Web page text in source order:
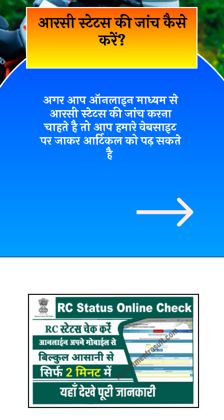
आरसी स्टेटस की जांच कैसे
करें?
अगर आप ऑनलाइन माध्यम से
आरसी स्टेटस की जांच करना
चाहते है तो आप हमारे वेबसाइट
पर जाकर आर्टिकल को पढ़ सकते
है